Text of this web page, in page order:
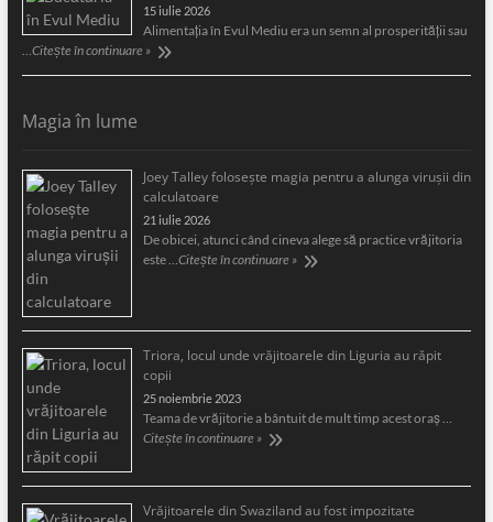
15 iulie 2026
Alimentaţia în Evul Mediu era un semn al prosperităţii sau
…Citește în continuare »
Magia în lume
Joey Talley foloseşte magia pentru a alunga viruşii din
calculatoare
21 iulie 2026
De obicei, atunci când cineva alege să practice vrăjitoria
este …Citește în continuare »
Triora, locul unde vrăjitoarele din Liguria au răpit
copii
25 noiembrie 2023
Teama de vrăjitorie a bântuit de mult timp acest oraş …
Citește în continuare »
Vrăjitoarele din Swaziland au fost impozitate